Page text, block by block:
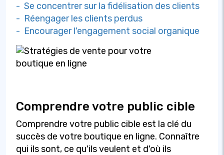
- Se concentrer sur la fidélisation des clients
- Réengager les clients perdus
- Encourager l'engagement social organique
Comprendre votre public cible
Comprendre votre public cible est la clé du
succès de votre boutique en ligne. Connaître
qui ils sont, ce qu'ils veulent et d'où ils